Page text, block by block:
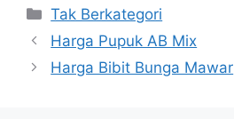
Kategori
Tak Berkategori
Harga Pupuk AB Mix
Harga Bibit Bunga Mawar